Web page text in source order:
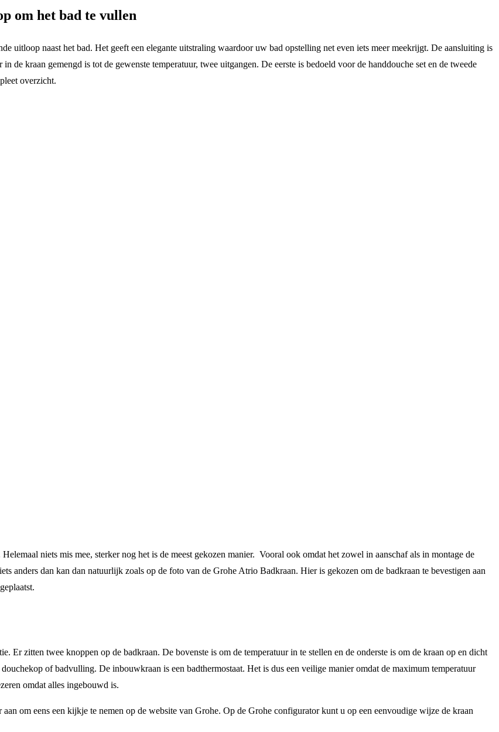
om het bad te vullen
uitloop naast het bad. Het geeft een elegante uitstraling waardoor uw bad opstelling net even iets meer meekrijgt. De aansluiting is
de kraan gemengd is tot de gewenste temperatuur, twee uitgangen. De eerste is bedoeld voor de handdouche set en de tweede
overzicht.
niets mis mee, sterker nog het is de meest gekozen manier. Vooral ook omdat het zowel in aanschaf als in montage de
anders dan kan dan natuurlijk zoals op de foto van de Grohe Atrio Badkraan. Hier is gekozen om de badkraan te bevestigen aan
zitten twee knoppen op de badkraan. De bovenste is om de temperatuur in te stellen en de onderste is om de kraan op en dicht
of badvulling. De inbouwkraan is een badthermostaat. Het is dus een veilige manier omdat de maximum temperatuur
omdat alles ingebouwd is.
om eens een kijkje te nemen op de website van Grohe. Op de Grohe configurator kunt u op een eenvoudige wijze de kraan